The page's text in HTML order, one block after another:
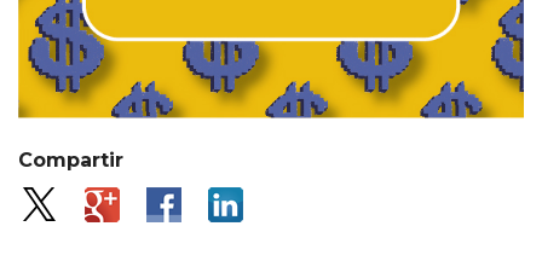
Compartir